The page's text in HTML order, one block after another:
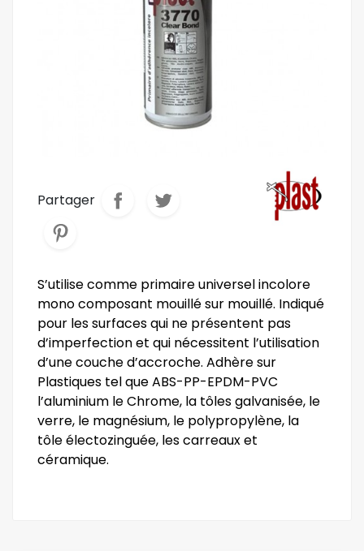
Partager
S’utilise comme primaire universel incolore
mono composant mouillé sur mouillé. Indiqué
pour les surfaces qui ne présentent pas
d’imperfection et qui nécessitent l’utilisation
d’une couche d’accroche. Adhère sur
Plastiques tel que ABS-PP-EPDM-PVC
l’aluminium le Chrome, la tôles galvanisée, le
verre, le magnésium, le polypropylène, la
tôle électozinguée, les carreaux et
céramique.